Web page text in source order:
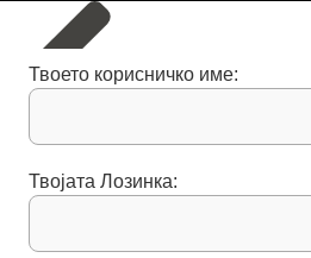
Твоето корисничко име:
Твојата Лозинка: